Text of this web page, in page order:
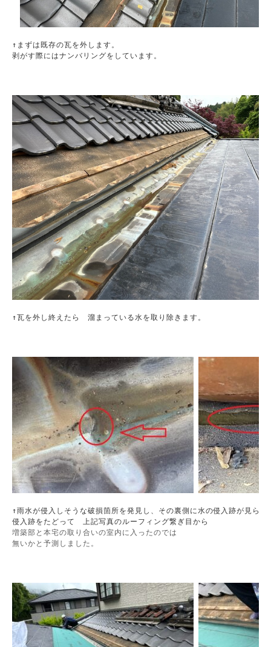
↑まずは既存の瓦を外します。
剥がす際にはナンバリングをしています。
↑瓦を外し終えたら　溜まっている水を取り除きます。
↑雨水が侵入しそうな破損箇所を発見し、その裏側に水の侵入跡が見られ
侵入跡をたどって　上記写真のルーフィング繋ぎ目から
増築部と本宅の取り合いの室内に入ったのでは
無いかと予測しました。